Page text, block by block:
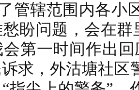
管辖范围内各小
盼问题，会在群
第一时间作出
求，外沽塘社区